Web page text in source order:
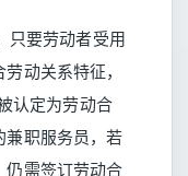
要劳动者受用
动关系特征，
认定为劳动合
兼职服务员，若
仍需签订劳动合